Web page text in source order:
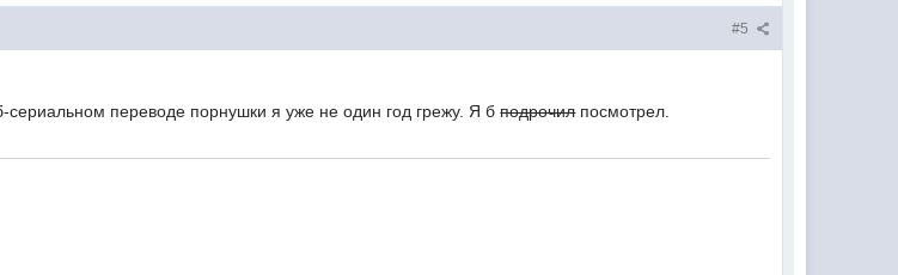
#5
переводе порнушки я уже не один год грежу. Я бподрочилпосмотрел.